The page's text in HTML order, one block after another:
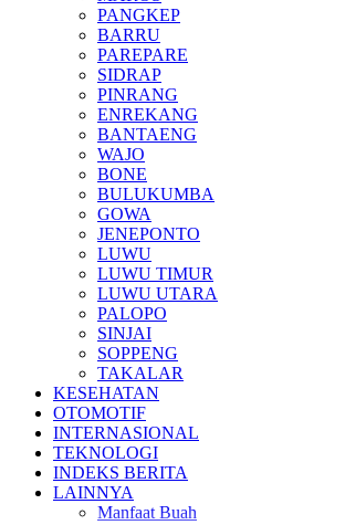
PANGKEP
BARRU
PAREPARE
SIDRAP
PINRANG
ENREKANG
BANTAENG
WAJO
BONE
BULUKUMBA
GOWA
JENEPONTO
LUWU
LUWU TIMUR
LUWU UTARA
PALOPO
SINJAI
SOPPENG
TAKALAR
KESEHATAN
OTOMOTIF
INTERNASIONAL
TEKNOLOGI
INDEKS BERITA
LAINNYA
Manfaat Buah